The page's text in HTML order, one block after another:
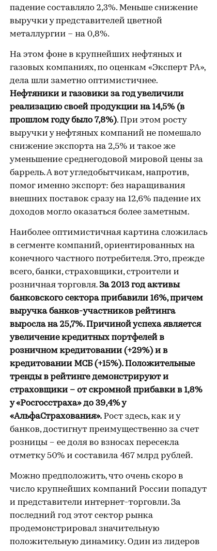
падение составляло 2,3%. Меньше снижение
выручки у представителей цветной
металлургии – на 0,8%.
На этом фоне в крупнейших нефтяных и
газовых компаниях, по оценкам «Эксперт РА»,
дела шли заметно оптимистичнее.
Нефтяники и газовики за год увеличили
реализацию своей продукции на 14,5% (в
прошлом году было 7,8%). При этом росту
выручки у нефтяных компаний не помешало
снижение экспорта на 2,5% и такое же
уменьшение среднегодовой мировой цены за
баррель. А вот угледобытчикам, напротив,
помог именно экспорт: без наращивания
внешних поставок сразу на 12,6% падение их
доходов могло оказаться более заметным.
Наиболее оптимистичная картина сложилась
в сегменте компаний, ориентированных на
конечного частного потребителя. Это, прежде
всего, банки, страховщики, строители и
розничная торговля. За 2013 год активы
банковского сектора прибавили 16%, причем
выручка банков-участников рейтинга
выросла на 25,7%. Причиной успеха является
увеличение кредитных портфелей в
розничном кредитовании (+29%) и в
кредитовании МСБ (+15%). Положительные
тренды в рейтинге демонстрируют и
страховщики – от скромной прибавки в 1,8%
у «Росгосстраха» до 39,4% у
«АльфаСтрахования». Рост здесь, как и у
банков, достигнут преимущественно за счет
розницы – ее доля во взносах пересекла
отметку 50% и составила 467 млрд рублей.
Можно предположить, что очень скоро в
число крупнейших компаний России попадут
и представители интернет-торговли. За
последний год этот сектор рынка
продемонстрировал значительную
положительную динамику. Один из лидеров